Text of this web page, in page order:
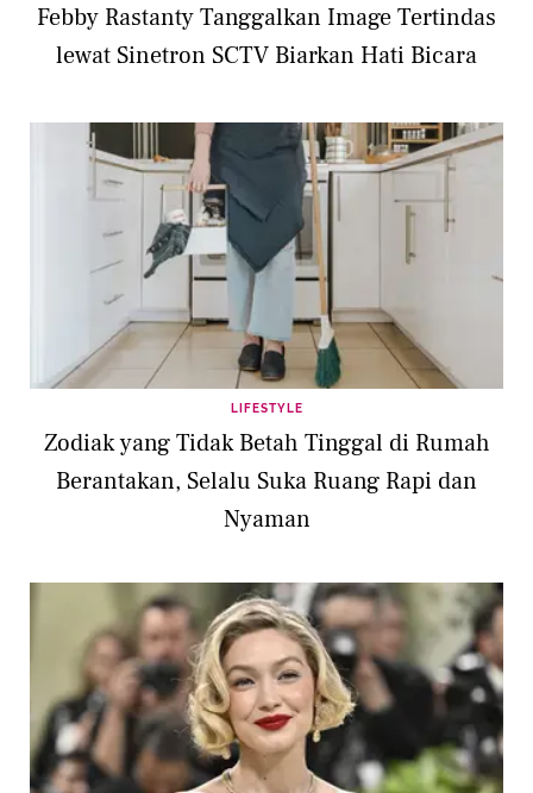
Febby Rastanty Tanggalkan Image Tertindas
lewat Sinetron SCTV Biarkan Hati Bicara
LIFESTYLE
Zodiak yang Tidak Betah Tinggal di Rumah
Berantakan, Selalu Suka Ruang Rapi dan
Nyaman